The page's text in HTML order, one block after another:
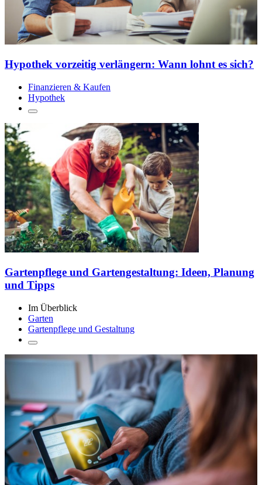
Hypothek vorzeitig verlängern: Wann lohnt es sich?
Finanzieren & Kaufen
Hypothek
Gartenpflege und Gartengestaltung: Ideen, Planung
und Tipps
Im Überblick
Garten
Gartenpflege und Gestaltung